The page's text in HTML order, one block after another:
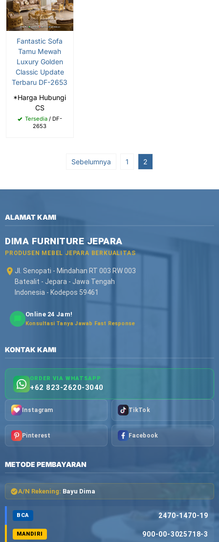
Fantastic Sofa
Tamu Mewah
Luxury Golden
Classic Update
Terbaru DF-2653
*Harga Hubungi
CS
Tersedia/ DF-
2653
Sebelumnya 1 2
ALAMAT KAMI
DIMA FURNITURE JEPARA
PRODUSEN MEBEL JEPARA BERKUALITAS
Jl. Senopati - Mindahan RT 003 RW 003
Batealit - Jepara - Jawa Tengah
Indonesia - Kodepos 59461
Online 24 Jam!
Konsultasi Tanya Jawab Fast Response
KONTAK KAMI
ORDER VIA WHATSAPP
+62 823-2620-3040
Instagram TikTok
Pinterest Facebook
METODE PEMBAYARAN
A/N Rekening: Bayu Dima
BCA 2470-1470-19
MANDIRI 900-00-3025718-3